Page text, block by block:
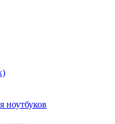
ноутбуков